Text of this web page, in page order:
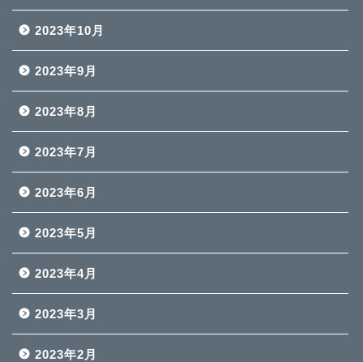
2023年10月
2023年9月
2023年8月
2023年7月
2023年6月
2023年5月
2023年4月
2023年3月
2023年2月